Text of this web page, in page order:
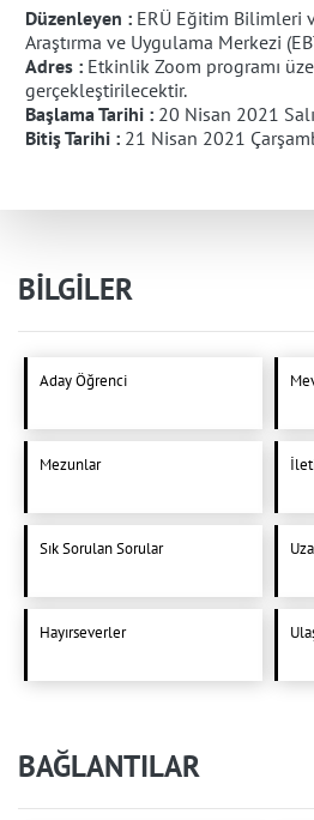
Düzenleyen : ERÜ Eğitim Bilimleri
Araştırma ve Uygulama Merkezi
Adres : Etkinlik Zoom programı
gerçekleştirilecektir.
Başlama Tarihi : 20 Nisan 2021
Bitiş Tarihi : 21 Nisan 2021
BİLGİLER
Aday Öğrenci
Mezunlar
Sık Sorulan Sorular
Hayırseverler
BAĞLANTILAR